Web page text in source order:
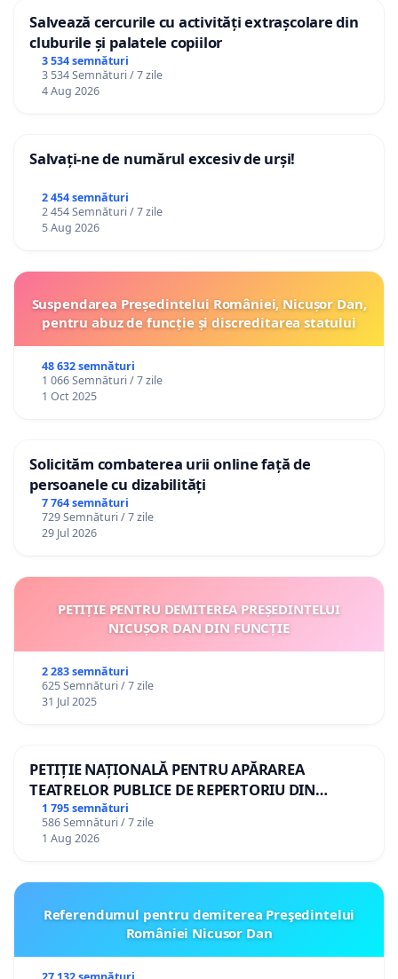
Salvează cercurile cu activități extrașcolare din
cluburile și palatele copiilor
3 534 semnături
3 534 Semnături / 7 zile
4 Aug 2026
Salvați-ne de numărul excesiv de urși!
2 454 semnături
2 454 Semnături / 7 zile
5 Aug 2026
Suspendarea Președintelui României, Nicușor Dan,
pentru abuz de funcție și discreditarea statului
48 632 semnături
1 066 Semnături / 7 zile
1 Oct 2025
Solicităm combaterea urii online față de
persoanele cu dizabilități
7 764 semnături
729 Semnături / 7 zile
29 Jul 2026
PETIȚIE PENTRU DEMITEREA PREȘEDINTELUI
NICUȘOR DAN DIN FUNCȚIE
2 283 semnături
625 Semnături / 7 zile
31 Jul 2025
PETIȚIE NAȚIONALĂ PENTRU APĂRAREA
TEATRELOR PUBLICE DE REPERTORIU DIN
ROMÂNIA
1 795 semnături
586 Semnături / 7 zile
1 Aug 2026
Referendumul pentru demiterea Preşedintelui
României Nicusor Dan